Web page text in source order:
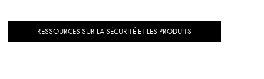
RESSOURCES SUR LA SÉCURITÉ ET LES PRODUITS